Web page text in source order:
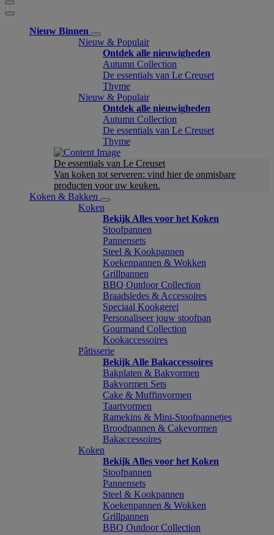
Nieuw Binnen
Nieuw & Populair
Ontdek alle nieuwigheden
Autumn Collection
De essentials van Le Creuset
Thyme
Nieuw & Populair
Ontdek alle nieuwigheden
Autumn Collection
De essentials van Le Creuset
Thyme
De essentials van Le Creuset
Van koken tot serveren: vind hier de onmisbare
producten voor uw keuken.
Koken & Bakken
Koken
Bekijk Alles voor het Koken
Stoofpannen
Pannensets
Steel & Kookpannen
Koekenpannen & Wokken
Grillpannen
BBQ Outdoor Collection
Braadsledes & Accessoires
Speciaal Kookgerei
Personaliseer jouw stoofpan
Gourmand Collection
Kookaccessoires
Pâtisserie
Bekijk Alle Bakaccessoires
Bakplaten & Bakvormen
Bakvormen Sets
Cake & Muffinvormen
Taartvormen
Ramekins & Mini-Stoofpannetjes
Broodpannen & Cakevormen
Bakaccessoires
Koken
Bekijk Alles voor het Koken
Stoofpannen
Pannensets
Steel & Kookpannen
Koekenpannen & Wokken
Grillpannen
BBQ Outdoor Collection